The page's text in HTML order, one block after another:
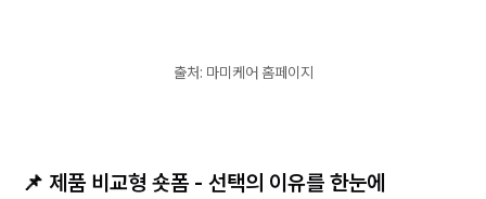
출처: 마미케어 홈페이지
📌 제품 비교형 숏폼 - 선택의 이유를 한눈에